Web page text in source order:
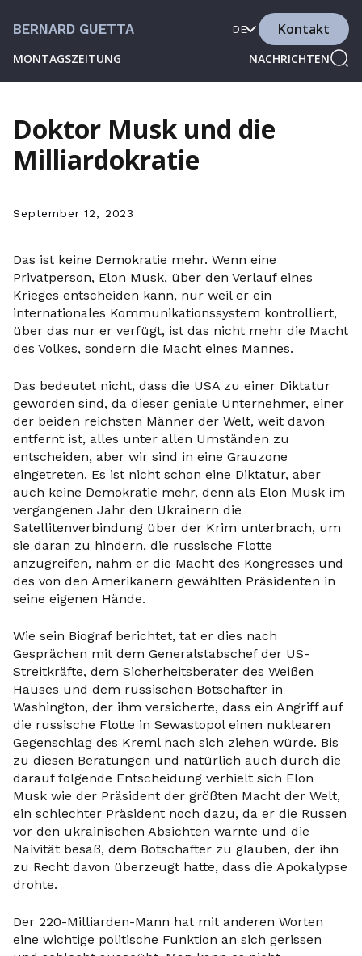
BERNARD GUETTA
MONTAGSZEITUNG NACHRICHTEN
DE Kontakt
Doktor Musk und die
Milliardokratie
September 12, 2023
Das ist keine Demokratie mehr. Wenn eine
Privatperson, Elon Musk, über den Verlauf eines
Krieges entscheiden kann, nur weil er ein
internationales Kommunikationssystem kontrolliert,
über das nur er verfügt, ist das nicht mehr die Macht
des Volkes, sondern die Macht eines Mannes.
Das bedeutet nicht, dass die USA zu einer Diktatur
geworden sind, da dieser geniale Unternehmer, einer
der beiden reichsten Männer der Welt, weit davon
entfernt ist, alles unter allen Umständen zu
entscheiden, aber wir sind in eine Grauzone
eingetreten. Es ist nicht schon eine Diktatur, aber
auch keine Demokratie mehr, denn als Elon Musk im
vergangenen Jahr den Ukrainern die
Satellitenverbindung über der Krim unterbrach, um
sie daran zu hindern, die russische Flotte
anzugreifen, nahm er die Macht des Kongresses und
des von den Amerikanern gewählten Präsidenten in
seine eigenen Hände.
Wie sein Biograf berichtet, tat er dies nach
Gesprächen mit dem Generalstabschef der US-
Streitkräfte, dem Sicherheitsberater des Weißen
Hauses und dem russischen Botschafter in
Washington, der ihm versicherte, dass ein Angriff auf
die russische Flotte in Sewastopol einen nuklearen
Gegenschlag des Kreml nach sich ziehen würde. Bis
zu diesen Beratungen und natürlich auch durch die
darauf folgende Entscheidung verhielt sich Elon
Musk wie der Präsident der größten Macht der Welt,
ein schlechter Präsident noch dazu, da er die Russen
vor den ukrainischen Absichten warnte und die
Naivität besaß, dem Botschafter zu glauben, der ihn
zu Recht davon überzeugt hatte, dass die Apokalypse
drohte.
Der 220-Milliarden-Mann hat mit anderen Worten
eine wichtige politische Funktion an sich gerissen